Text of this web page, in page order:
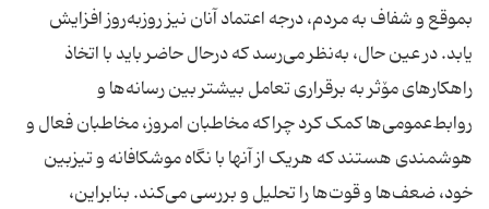
بموقع و شفاف به مردم، درجه اعتماد آنان نیز روزبه‌روز افزایش
یابد. در عین حال، به‌نظر می‌رسد که درحال حاضر باید با اتخاذ
راهکارهای مۆثر به برقراری تعامل بیشتر بین رسانه‌ها و
روابط‌عمومی‌ها کمک کرد چراکه مخاطبان امروز، مخاطبان فعال و
هوشمندی هستند که هریک از آنها با نگاه موشکافانه و تیزبین
خود، ضعف‌ها و قوت‌ها را تحلیل و بررسی می‌کند. بنابراین،